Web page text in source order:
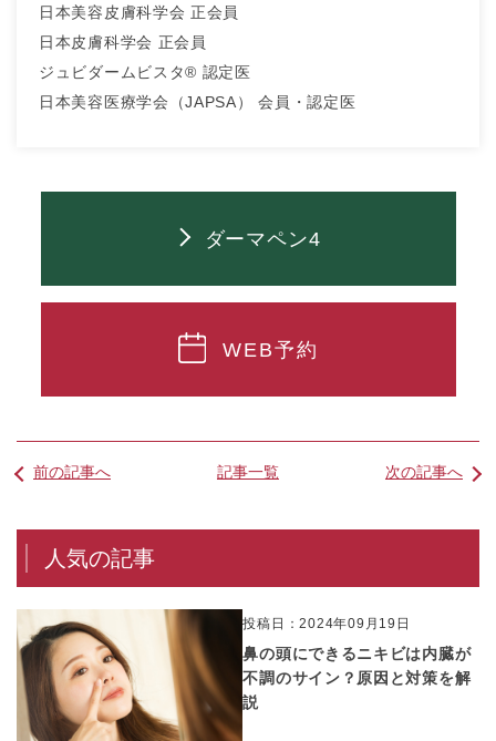
日本美容皮膚科学会 正会員
日本皮膚科学会 正会員
ジュビダームビスタ® 認定医
日本美容医療学会（JAPSA） 会員・認定医
ダーマペン4
WEB予約
前の記事へ 記事一覧 次の記事へ
人気の記事
投稿日：2024年09月19日
鼻の頭にできるニキビは内臓が
不調のサイン？原因と対策を解
説